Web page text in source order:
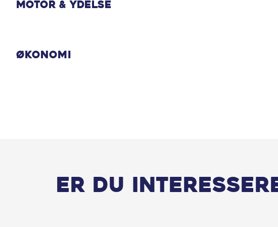
Motor & Ydelse
Økonomi
Er du